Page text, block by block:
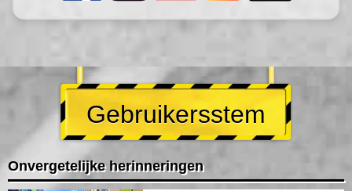
Gebruikersstem
Onvergetelijke herinneringen